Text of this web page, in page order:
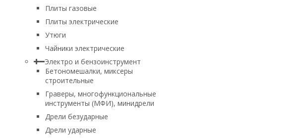
Плиты газовые
Плиты электрические
Утюги
Чайники электрические
Электро и бензоинструмент
Бетономешалки, миксеры
строительные
Граверы, многофункциональные
инструменты (МФИ), минидрели
Дрели безударные
Дрели ударные